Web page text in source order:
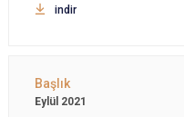
indir
Eylül 2021